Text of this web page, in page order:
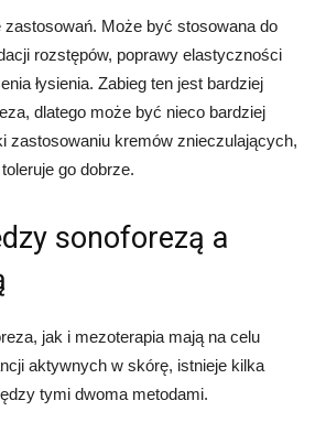
zastosowań. Może być stosowana do
rozstępów, poprawy elastyczności
łysienia. Zabieg ten jest bardziej
dlatego może być nieco bardziej
zastosowaniu kremów znieczulających,
go dobrze.
sonoforezą a
jak i mezoterapia mają na celu
aktywnych w skórę, istnieje kilka
tymi dwoma metodami.